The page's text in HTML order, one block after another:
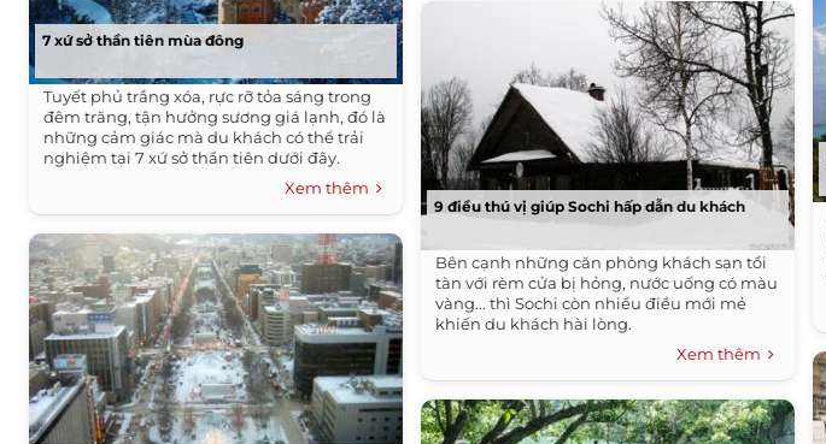
7 xứ sở thần tiên mùa đông
Tuyết phủ trắng xóa, rực rỡ tỏa sáng trong
đêm trăng, tận hưởng sương giá lạnh, đó là
những cảm giác mà du khách có thể trải
nghiệm tại 7 xứ sở thần tiên dưới đây.
Xem thêm
9 điều thú vị giúp Sochi hấp dẫn du khách
Bên cạnh những căn phòng khách sạn tồi
tàn với rèm cửa bị hỏng, nước uống có màu
vàng... thì Sochi còn nhiều điều mới mẻ
khiến du khách hài lòng.
Xem thêm